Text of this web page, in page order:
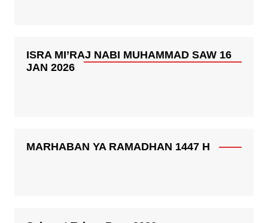
ISRA MI’RAJ NABI MUHAMMAD SAW 16
JAN 2026
MARHABAN YA RAMADHAN 1447 H